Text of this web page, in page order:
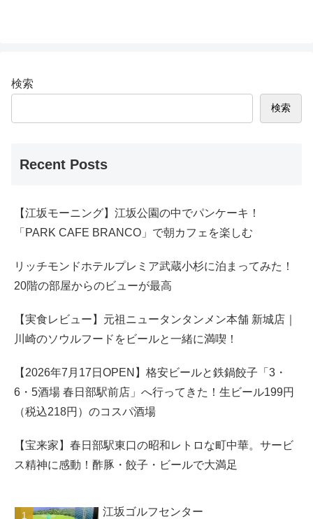
検索
検索
Recent Posts
【江坂モーニング】江坂公園の中でパンケーキ！
「PARK CAFE BRANCO」で朝カフェを楽しむ
リッチモンドホテルプレミア武蔵小杉に泊まってみた！
20階の部屋からのビューが最高
【実食レビュー】元祖ニュータンタンメン本舗 新城店｜
川崎のソウルフードをビールと一緒に満喫！
【2026年7月17日OPEN】格安ビールと鉄鍋餃子「3・
6・5酒場 春日部駅前店」へ行ってきた！生ビール199円
（税込218円）のコスパ酒場
【宝来家】春日部駅東口の昭和レトロな町中華。サービ
ス精神に感動！酢豚・餃子・ビールで大満足
江坂ゴルフセンター